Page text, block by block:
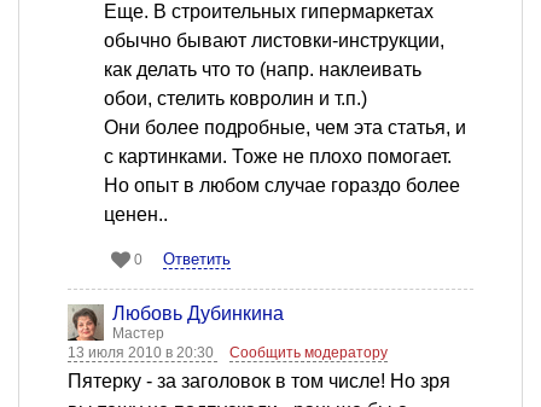
Еще. В строительных гипермаркетах
обычно бывают листовки-инструкции,
как делать что то (напр. наклеивать
обои, стелить ковролин и т.п.)
Они более подробные, чем эта статья, и
с картинками. Тоже не плохо помогает.
Но опыт в любом случае гораздо более
ценен..
0 Ответить
Любовь Дубинкина
Мастер
13 июля 2010 в 20:30
Сообщить модератору
Пятерку - за заголовок в том числе! Но зря